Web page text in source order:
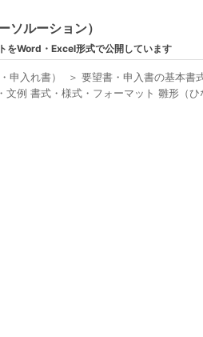
ソルーション）
をWord・Excel形式で公開しています
申入れ書） ＞要望書・申入書の基本書
文例 書式・様式・フォーマット 雛形